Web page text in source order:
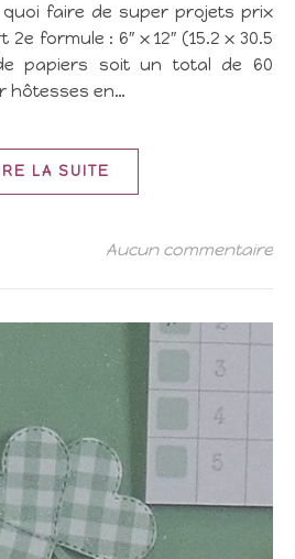
faire de super projets prix
formule : 6″ x 12″ (15.2 x 30.5
papiers soit un total de 60
hôtesses en…
LA SUITE
Aucun commentaire